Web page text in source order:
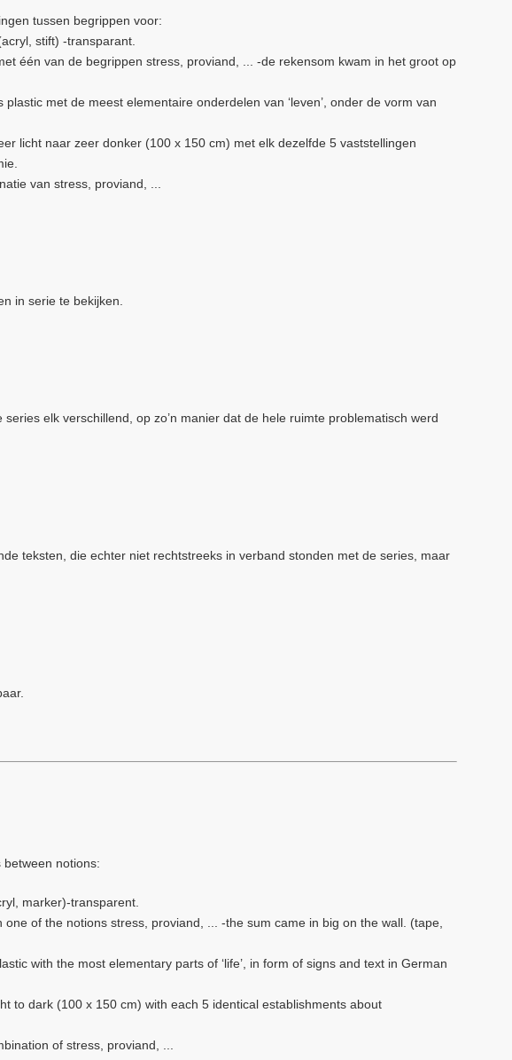
tussen begrippen voor:
stift) -transparant.
één van de begrippen stress, proviand, ... -de rekensom kwam in het groot op
met de meest elementaire onderdelen van ‘leven’, onder de vorm van
licht naar zeer donker (100 x 150 cm) met elk dezelfde 5 vaststellingen
van stress, proviand, ...
in serie te bekijken.
elk verschillend, op zo’n manier dat de hele ruimte problematisch werd
teksten, die echter niet rechtstreeks in verband stonden met de series, maar
notions:
marker)-transparent.
of the notions stress, proviand, ... -the sum came in big on the wall. (tape,
with the most elementary parts of ‘life’, in form of signs and text in German
to dark (100 x 150 cm) with each 5 identical establishments about
of stress, proviand, ...